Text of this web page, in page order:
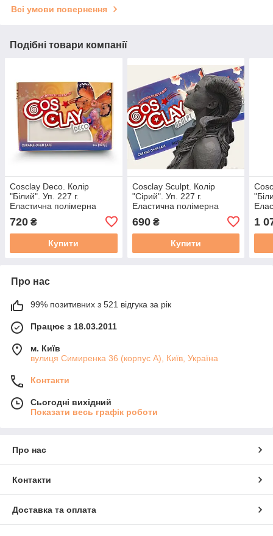
Всі умови повернення
Подібні товари компанії
Cosclay Deco. Колір
"Білий". Уп. 227 г.
Еластична полімерна
скульптури, мініатюр,
ляльок.
720 ₴
Купити
Cosclay Sculpt. Колір
"Сірий". Уп. 227 г.
Еластична полімерна
скульптури, мініатюр,
ляльок.
690₴
Купити
1
Про нас
99% позитивних з 521 відгука за рік
Працює з 18.03.2011
м. Київ
вулиця Симиренка 36 (корпус А), Київ, Україна
Контакти
Сьогодні вихідний
Показати весь графік роботи
Про нас
Контакти
Доставка та оплата